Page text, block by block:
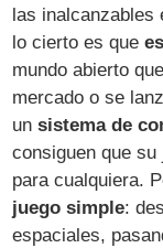
las inalcanzables
lo cierto es que
mundo abierto
mercado o se
unsistema de
consiguen que
para cualquiera.
juego simple:
espaciales,